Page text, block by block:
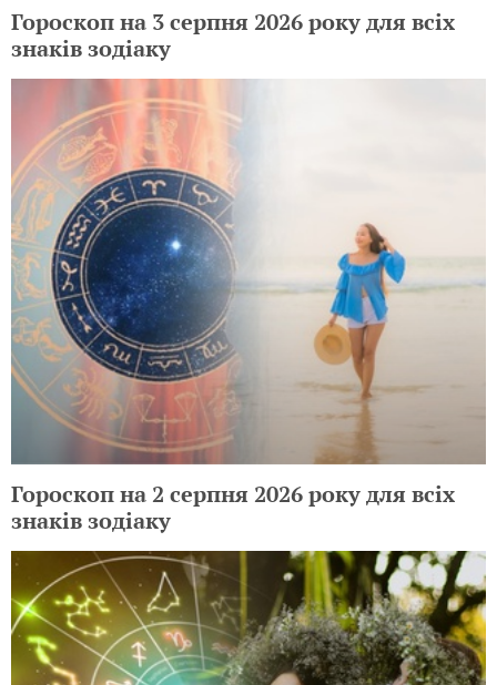
Гороскоп на 3 серпня 2026 року для всіх
знаків зодіаку
Гороскоп на 2 серпня 2026 року для всіх
знаків зодіаку